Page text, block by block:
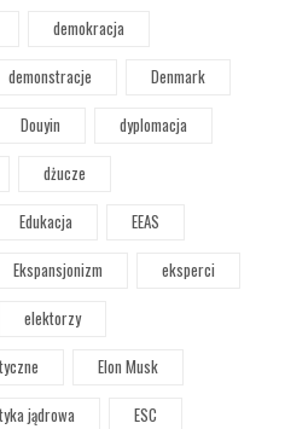
demokracja
demonstracje
Denmark
Douyin
dyplomacja
dżucze
Edukacja
EEAS
Ekspansjonizm
eksperci
elektorzy
Elon Musk
jądrowa
ESC